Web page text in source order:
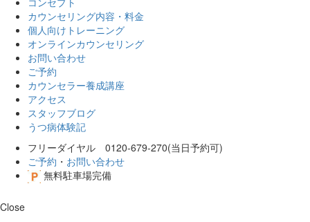
カウンセリング内容・料金
個人向けトレーニング
オンラインカウンセリング
お問い合わせ
ご予約
カウンセラー養成講座
アクセス
スタッフブログ
うつ病体験記
フリーダイヤル 0120-679-270(当日予約可)
ご予約 ・ お問い合わせ
無料駐車場完備
Close